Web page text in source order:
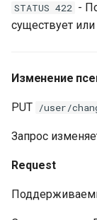
STATUS 422 -
существует
Изменение
PUT /user/
Запрос
Request